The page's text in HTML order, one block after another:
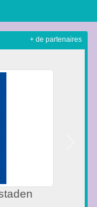
+ de partenaires